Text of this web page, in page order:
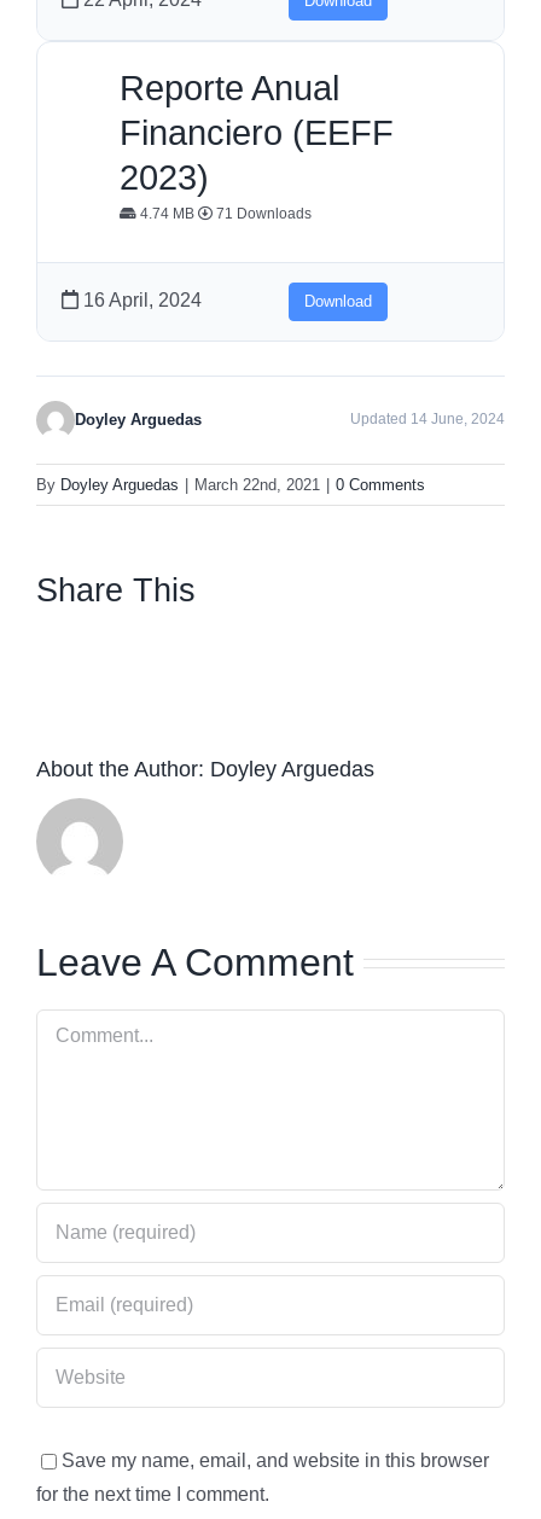
Reporte Anual
Financiero (EEFF
2023)
4.74 MB 71 Downloads
16 April, 2024 Download
Doyley Arguedas Updated 14 June, 2024
By Doyley Arguedas March 22nd, 2021 0 Comments
Share This
About the Author: Doyley Arguedas
Leave A Comment
Comment
Save my name, email, and website in this browser
for the next time I comment.